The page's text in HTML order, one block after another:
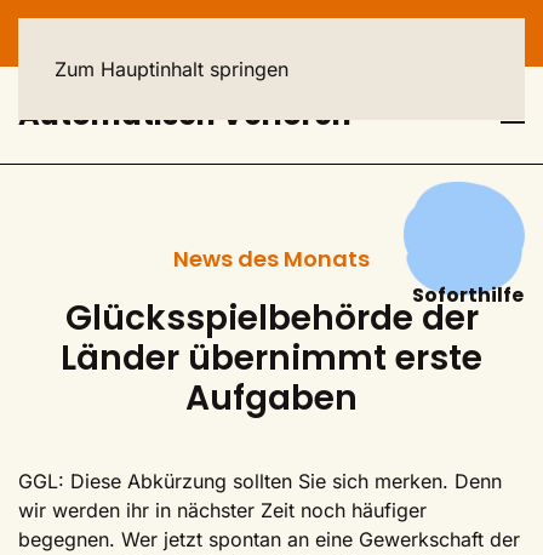
Zum Hauptinhalt springen
Automatisch Verloren
News des Monats
Glücksspielbehörde der
Länder übernimmt erste
Aufgaben
GGL: Diese Abkürzung sollten Sie sich merken. Denn
wir werden ihr in nächster Zeit noch häufiger
begegnen. Wer jetzt spontan an eine Gewerkschaft der
Soforthilfe